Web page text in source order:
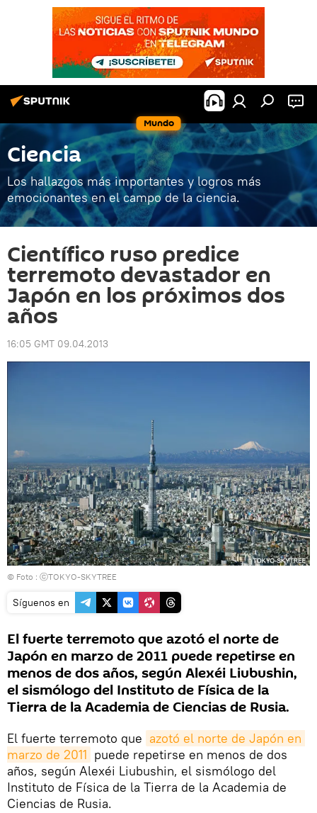
Mundo
Ciencia
Los hallazgos más importantes y logros más
emocionantes en el campo de la ciencia.
Científico ruso predice
terremoto devastador en
Japón en los próximos dos
años
16:05 GMT 09.04.2013
© Foto : ⓒTOKYO-SKYTREE
Síguenos en
El fuerte terremoto que azotó el norte de
Japón en marzo de 2011 puede repetirse en
menos de dos años, según Alexéi Liubushin,
el sismólogo del Instituto de Física de la
Tierra de la Academia de Ciencias de Rusia.
El fuerte terremoto que azotó el norte de Japón en
marzo de 2011 puede repetirse en menos de dos
años, según Alexéi Liubushin, el sismólogo del
Instituto de Física de la Tierra de la Academia de
Ciencias de Rusia.